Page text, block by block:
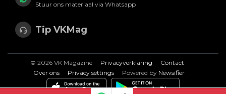
Stuur ons materiaal via Whatsapp
Tip VKMag
© 2026 VK Magazine Privacyverklaring
Contact
Over ons
Privacy settings Powered by Newsifier